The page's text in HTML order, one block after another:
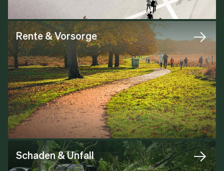
Rente & Vorsorge
Schaden & Unfall